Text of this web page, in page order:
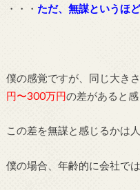
・・・ ただ、無謀というほど
僕の感覚ですが、同じ大き
円〜300万円の差があると感
この差を無謀と感じるかは
僕の場合、年齢的に会社で